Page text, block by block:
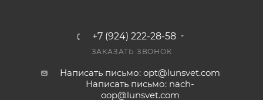
+7 (924) 222-28-58
ЗАКАЗАТЬ ЗВОНОК
Написать письмо: opt@lunsvet.com
Написать письмо: nach-
oop@lunsvet.com